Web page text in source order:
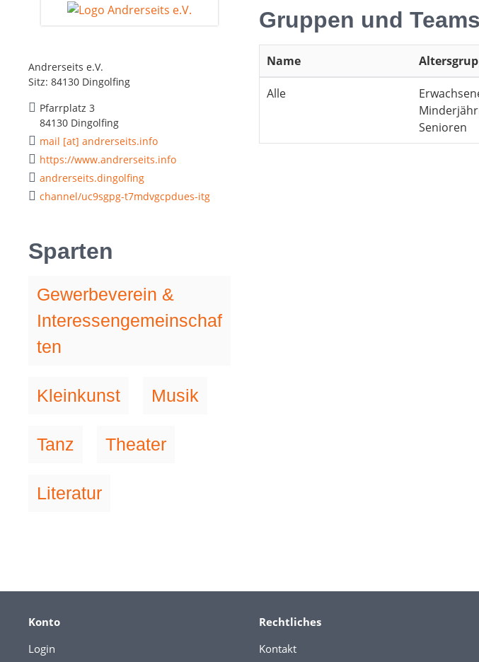
Andrerseits e.V.
Sitz: 84130 Dingolfing
Pfarrplatz 3
84130 Dingolfing
mail [at] andrerseits.info
https://www.andrerseits.info
andrerseits.dingolfing
channel/uc9sgpg-t7mdvgcpdues-itg
Sparten
Gewerbeverein &
Interessengemeinschaf
ten
Kleinkunst Musik
Tanz Theater
Literatur
Gruppen und Teams
Name
Alle
Senioren
Konto
Login
Rechtliches
Kontakt